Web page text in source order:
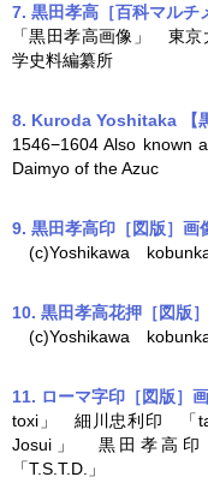
7. 黒田孝高［百科マルチ
「黒田孝高画像」 東京
学史料編纂所
8. Kuroda Yoshitaka 【
1546−1604 Also known
Daimyo of the Azuc
9. 黒田孝高印［図版］ 画
(c)Yoshikawa
10. 黒田孝高花押［図版］
(c)Yoshikawa
11. ローマ字印［図版］
toxi」 細川忠利印 「
Josui」 黒田孝高
「T.S.T.D.」